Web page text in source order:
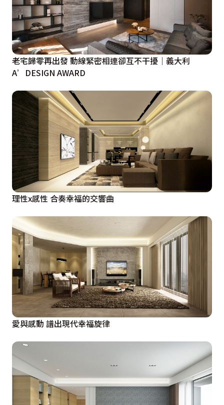
老宅歸零再出發 動線緊密相連卻互不干擾｜義大利
A’DESIGN AWARD
理性x感性 合奏幸福的交響曲
愛與感動 譜出現代幸福旋律